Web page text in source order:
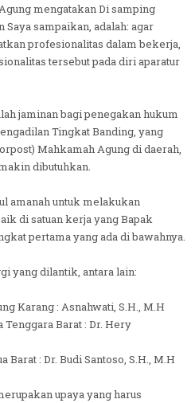
mengatakan Di samping
sampaikan, adalah: agar
profesionalitas dalam bekerja,
tersebut pada diri aparatur
jaminan bagi penegakan hukum
Tingkat Banding, yang
Mahkamah Agung di daerah,
dibutuhkan.
amanah untuk melakukan
di satuan kerja yang Bapak
pertama yang ada di bawahnya.
yang dilantik, antara lain:
Karang : Asnahwati, S.H., M.H
Tenggara Barat : Dr. Hery
Barat : Dr. Budi Santoso, S.H., M.H
upaya yang harus